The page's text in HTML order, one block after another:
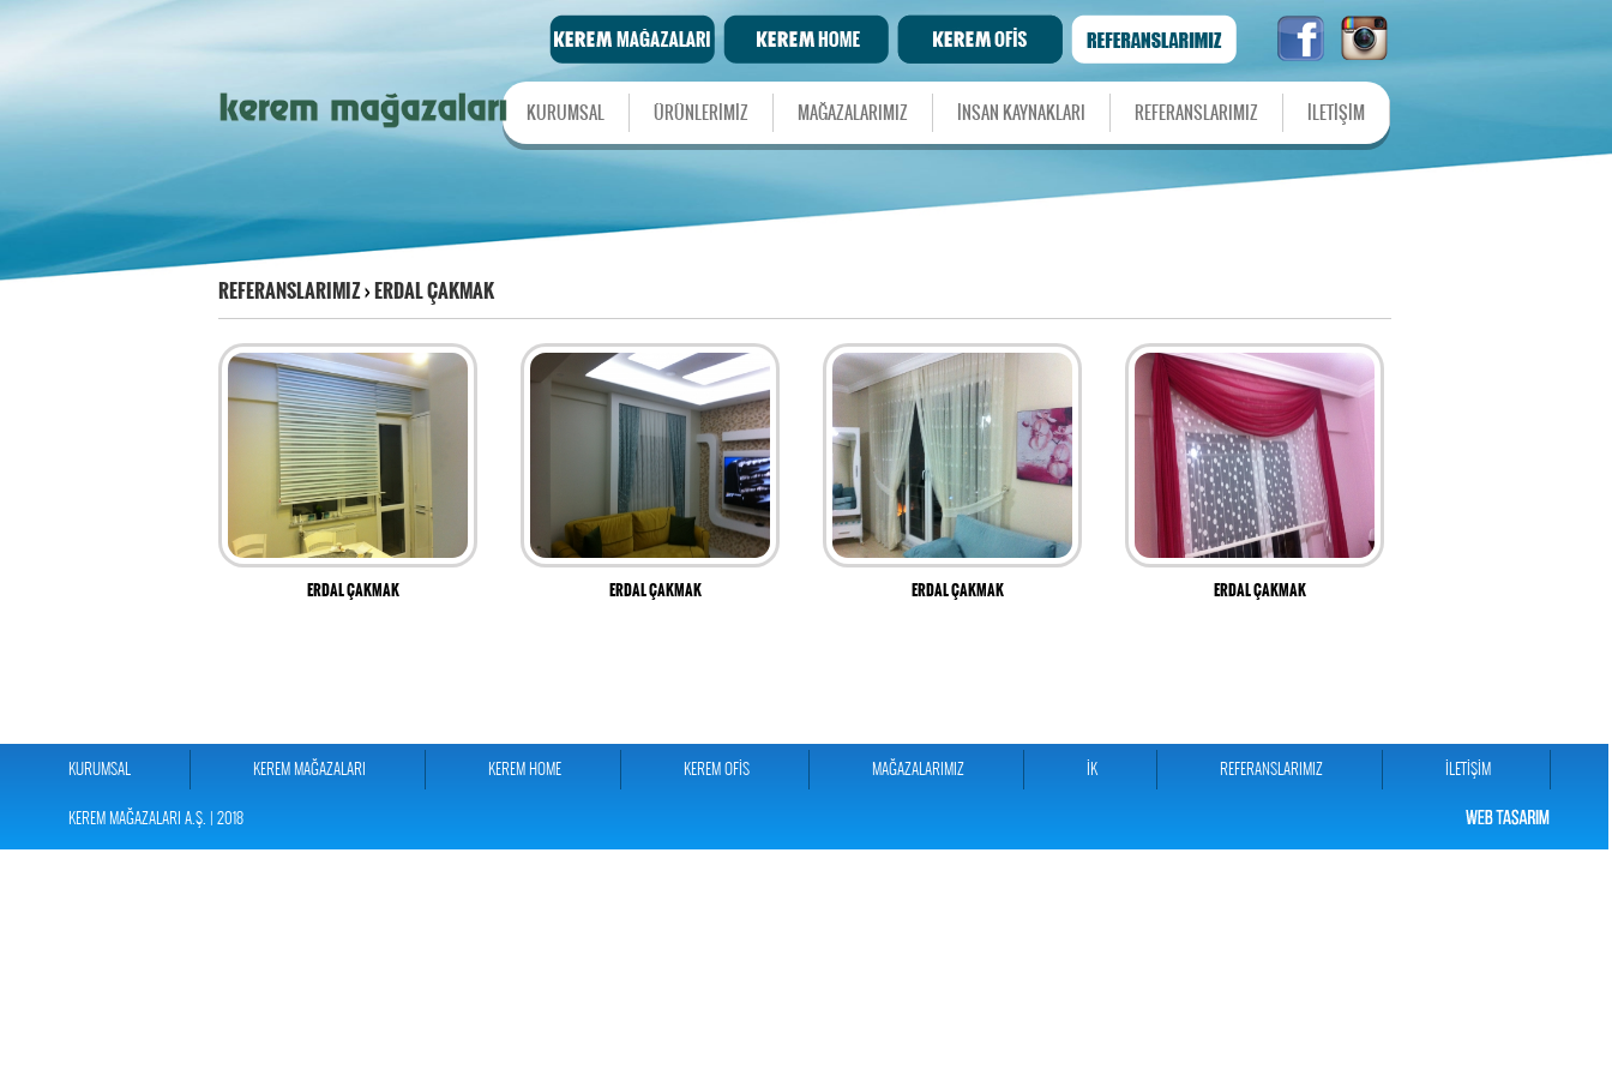
KURUMSAL ÜRÜNLERİMİZ MAĞAZALARIMIZ İNSAN KAYNAKLARI REFERANSLARIMIZ İLETİŞİM
REFERANSLARIMIZ›ERDAL ÇAKMAK
ERDAL ÇAKMAK ERDAL ÇAKMAK ERDAL ÇAKMAK ERDAL ÇAKMAK
KURUMSAL KEREM MAĞAZALARI KEREM HOME KEREM OFİS MAĞAZALARIMIZ İK REFERANSLARIMIZ İLETİŞİM
KEREM MAĞAZALARI A.Ş. | 2018